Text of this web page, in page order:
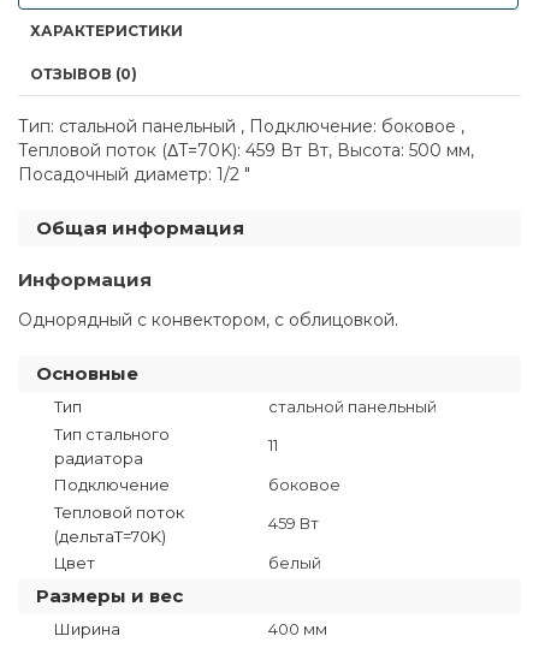
ХАРАКТЕРИСТИКИ
ОТЗЫВОВ (0)
Тип: стальной панельный , Подключение: боковое ,
Тепловой поток (ΔT=70K): 459 Вт Вт, Высота: 500 мм,
Посадочный диаметр: 1/2 "
Общая информация
Информация
Однорядный с конвектором, с облицовкой.
Основные
Тип
стальной панельный
Тип стального
радиатора
11
Подключение
боковое
Тепловой поток
(дельтаT=70K)
459 Вт
Цвет белый
Размеры и вес
Ширина
400 мм